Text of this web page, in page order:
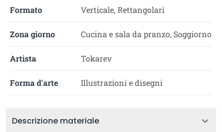
Formato Verticale, Rettangolari
Zona giorno Cucina e sala da pranzo, Soggiorno
Artista Tokarev
Forma d'arte Illustrazioni e disegni
Descrizione materiale